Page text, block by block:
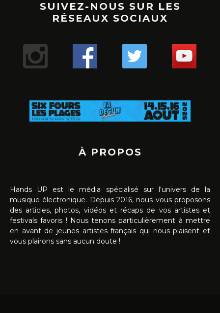
SUIVEZ-NOUS SUR LES
RÉSEAUX SOCIAUX
À PROPOS
Hands UP est le média spécialisé sur l'univers de la
musique électronique. Depuis 2016, nous vous proposons
des articles, photos, vidéos et récaps de vos artistes et
festivals favoris ! Nous tenons particulièrement à mettre
en avant de jeunes artistes français qui nous plaisent et
vous plairons sans aucun doute !